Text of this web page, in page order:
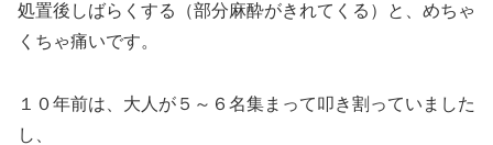
処置後しばらくする（部分麻酔がきれてくる）と、めちゃ
くちゃ痛いです。
１０年前は、大人が５～６名集まって叩き割っていました
し、